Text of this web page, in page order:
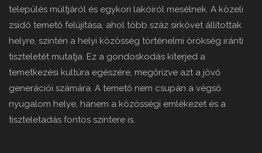
település múltjáról és egykori lakóiról mesélnek. A közeli
zsidó temető felújítása, ahol több száz sírkövet állítottak
helyre, szintén a helyi közösség történelmi örökség iránti
tiszteletét mutatja. Ez a gondoskodás kiterjed a
temetkezési kultúra egészére, megőrizve azt a jövő
generációi számára. A temető nem csupán a végső
nyugalom helye, hanem a közösségi emlékezet és a
tiszteletadás fontos színtere is.